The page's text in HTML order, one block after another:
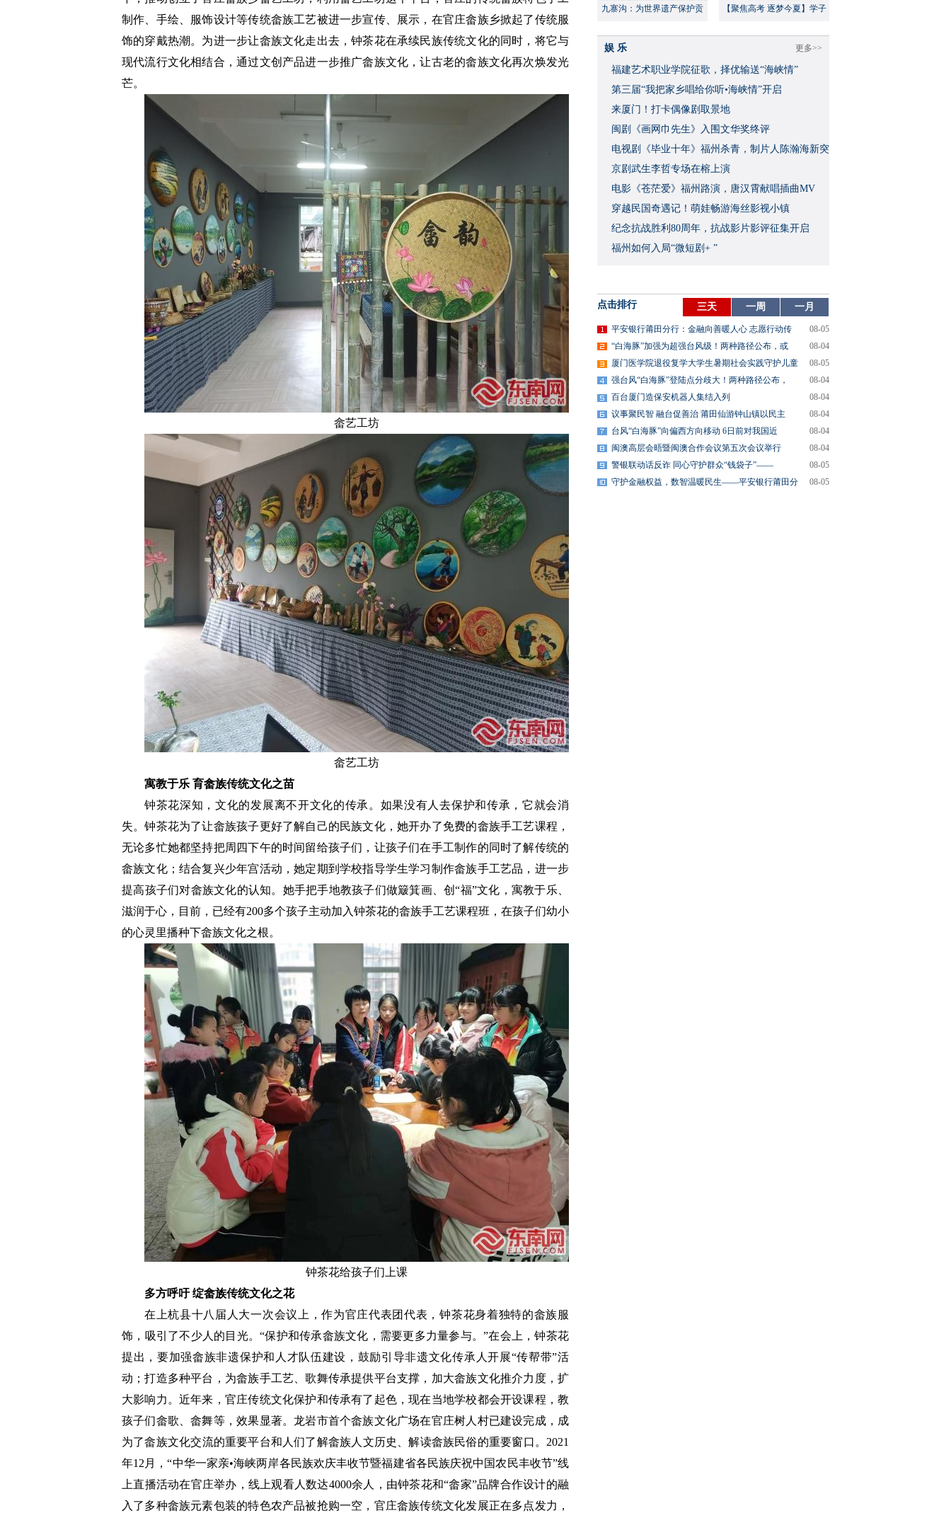
制作、手绘、服饰设计等传统畲族工艺被进一步宣传、展示，在官庄畲族乡掀起了传统服
饰的穿戴热潮。为进一步让畲族文化走出去，钟茶花在承续民族传统文化的同时，将它与
现代流行文化相结合，通过文创产品进一步推广畲族文化，让古老的畲族文化再次焕发光
芒。
畲艺工坊
畲艺工坊
寓教于乐 育畲族传统文化之苗
钟茶花深知，文化的发展离不开文化的传承。如果没有人去保护和传承，它就会消
失。钟茶花为了让畲族孩子更好了解自己的民族文化，她开办了免费的畲族手工艺课程，
无论多忙她都坚持把周四下午的时间留给孩子们，让孩子们在手工制作的同时了解传统的
畲族文化；结合复兴少年宫活动，她定期到学校指导学生学习制作畲族手工艺品，进一步
提高孩子们对畲族文化的认知。她手把手地教孩子们做簸箕画、创“福”文化，寓教于乐、
滋润于心，目前，已经有200多个孩子主动加入钟茶花的畲族手工艺课程班，在孩子们幼小
的心灵里播种下畲族文化之根。
钟茶花给孩子们上课
多方呼吁 绽畲族传统文化之花
在上杭县十八届人大一次会议上，作为官庄代表团代表，钟茶花身着独特的畲族服
饰，吸引了不少人的目光。“保护和传承畲族文化，需要更多力量参与。”在会上，钟茶花
提出，要加强畲族非遗保护和人才队伍建设，鼓励引导非遗文化传承人开展“传帮带”活
动；打造多种平台，为畲族手工艺、歌舞传承提供平台支撑，加大畲族文化推介力度，扩
大影响力。近年来，官庄传统文化保护和传承有了起色，现在当地学校都会开设课程，教
孩子们畲歌、畲舞等，效果显著。龙岩市首个畲族文化广场在官庄树人村已建设完成，成
为了畲族文化交流的重要平台和人们了解畲族人文历史、解读畲族民俗的重要窗口。2021
年12月，“中华一家亲•海峡两岸各民族欢庆丰收节暨福建省各民族庆祝中国农民丰收节”线
上直播活动在官庄举办，线上观看人数达4000余人，由钟茶花和“畲家”品牌合作设计的融
入了多种畲族元素包装的特色农产品被抢购一空，官庄畲族传统文化发展正在多点发力，
九寨沟：为世界遗产保护贡
【聚焦高考 逐梦今夏】学子
更多>>
娱 乐
福建艺术职业学院征歌，择优输送“海峡情”
​第三届“我把家乡唱给你听•海峡情”开启
来厦门！打卡偶像剧取景地
闽剧《画网巾先生》入围文华奖终评
​电视剧《毕业十年》福州杀青，制片人陈瀚海新突
破
京剧武生李哲专场在榕上演
​电影《苍茫爱》福州路演，唐汉霄献唱插曲MV
穿越民国奇遇记！萌娃畅游海丝影视小镇
​纪念抗战胜利80周年，抗战影片影评征集开启
福州如何入局“微短剧+ ”
点击排行 三天 一周 一月
平安银行莆田分行：金融向善暖人心 志愿行动传
08-05
“白海豚”加强为超强台风级！两种路径公布，或
08-04
厦门医学院退役复学大学生暑期社会实践守护儿童
08-05
强台风“白海豚”登陆点分歧大！两种路径公布，
08-04
百台厦门造保安机器人集结入列
08-04
议事聚民智 融台促善治 莆田仙游钟山镇以民主
08-04
台风“白海豚”向偏西方向移动 6日前对我国近
08-04
闽澳高层会晤暨闽澳合作会议第五次会议举行
08-04
警银联动话反诈 同心守护群众“钱袋子”——
08-05
守护金融权益，数智温暖民生——平安银行莆田分
08-05